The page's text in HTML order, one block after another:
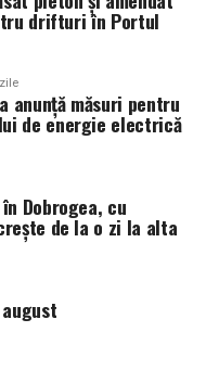
drifturi în Portul
anunță măsuri pentru
de energie electrică
Dobrogea, cu
de la o zi la alta